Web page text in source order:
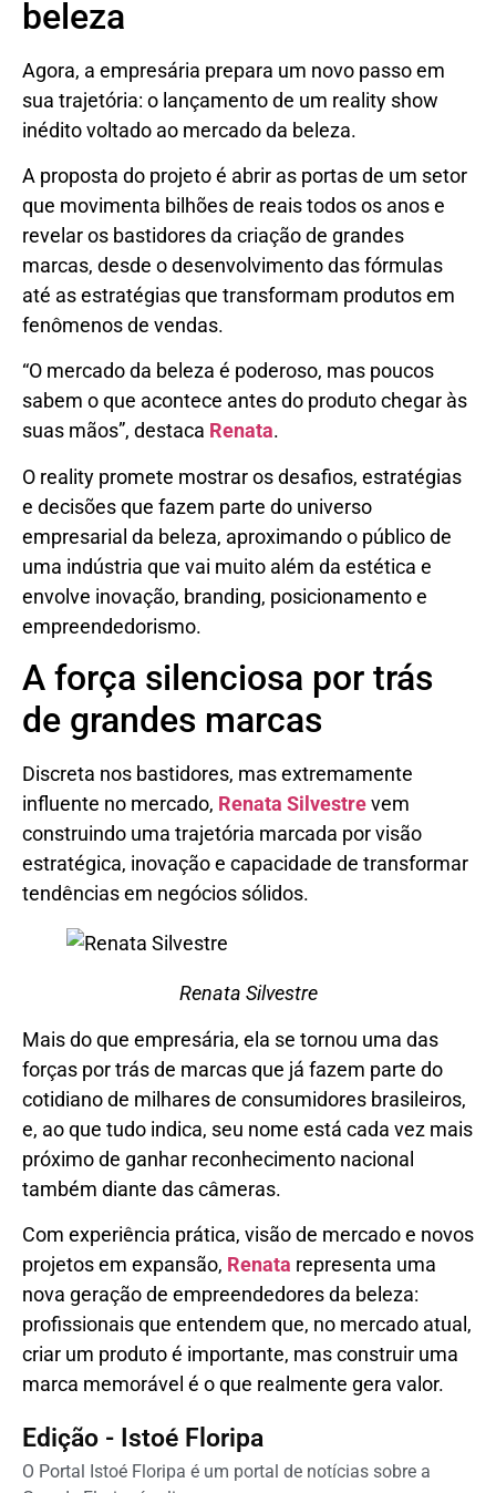
beleza
Agora, a empresária prepara um novo passo em
sua trajetória: o lançamento de um reality show
inédito voltado ao mercado da beleza.
A proposta do projeto é abrir as portas de um setor
que movimenta bilhões de reais todos os anos e
revelar os bastidores da criação de grandes
marcas, desde o desenvolvimento das fórmulas
até as estratégias que transformam produtos em
fenômenos de vendas.
“O mercado da beleza é poderoso, mas poucos
sabem o que acontece antes do produto chegar às
suas mãos”, destaca Renata.
O reality promete mostrar os desafios, estratégias
e decisões que fazem parte do universo
empresarial da beleza, aproximando o público de
uma indústria que vai muito além da estética e
envolve inovação, branding, posicionamento e
empreendedorismo.
A força silenciosa por trás
de grandes marcas
Discreta nos bastidores, mas extremamente
influente no mercado, Renata Silvestrevem
construindo uma trajetória marcada por visão
estratégica, inovação e capacidade de transformar
tendências em negócios sólidos.
Renata Silvestre
Mais do que empresária, ela se tornou uma das
forças por trás de marcas que já fazem parte do
cotidiano de milhares de consumidores brasileiros,
e, ao que tudo indica, seu nome está cada vez mais
próximo de ganhar reconhecimento nacional
também diante das câmeras.
Com experiência prática, visão de mercado e novos
projetos em expansão, Renata representa uma
nova geração de empreendedores da beleza:
profissionais que entendem que, no mercado atual,
criar um produto é importante, mas construir uma
marca memorável é o que realmente gera valor.
Edição - Istoé Floripa
O Portal Istoé Floripa é um portal de notícias sobre a